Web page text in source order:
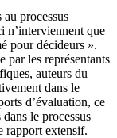
processus
n’interviennent que
pour décideurs ».
par les représentants
auteurs du
dans le
d’évaluation, ce
le processus
rapport extensif.